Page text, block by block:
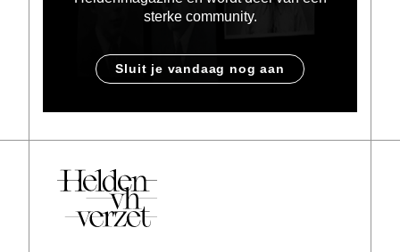
sterke community.
Sluit je vandaag nog aan